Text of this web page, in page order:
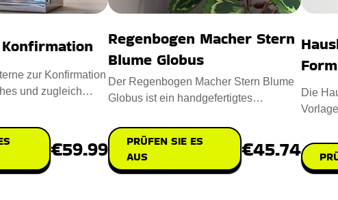
zur Konfirmation
und zugleich
€59.99
Regenbogen Macher Stern
Blume Globus
Der Regenbogen Macher Stern Blume
Globus ist ein handgefertigtes
PRÜFEN SIE ES
AUS
€45.74
Die